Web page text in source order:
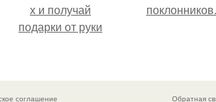
х и получай
подарки от руки
поклонников.
соглашение Обратная